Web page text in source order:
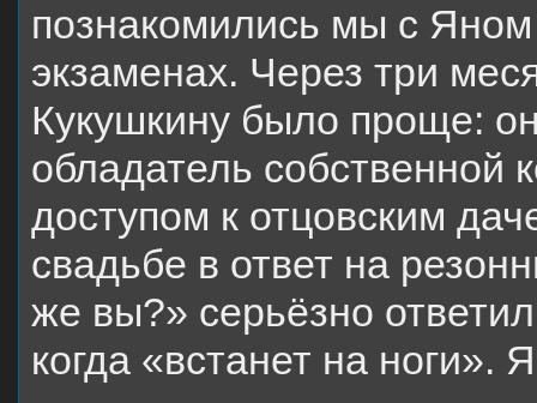
познакомились мы с
экзаменах. Через три
Кукушкину было проще:
обладатель собственной
доступом к отцовским
свадьбе в ответ на
же вы?» серьёзно
когда «встанет на ноги».